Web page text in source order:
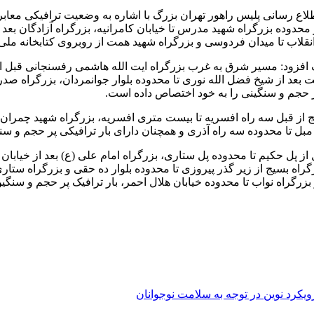
پلیس راهور تهران بزرگ با اشاره به وضعیت ترافیکی
بزرگراه شهید مدرس تا خیابان کامرانیه، بزرگراه آزادگان
تا میدان فردوسی و بزرگراه شهید همت از روبروی کتابخانه
افزود: مسیر شرق به غرب بزرگراه ایت الله هاشمی رفسنجانی قبل
بعد از شیخ فضل الله نوری تا محدوده بلوار جوانمردان،
پر حجم و سنگینی را به خود اختصاص داده است.
سه راه افسریه تا بیست متری افسریه، بزرگراه شهید چمران
مبل تا محدوده سه راه آذری و همچنان دارای بار ترافیکی پر حجم و
پل حکیم تا محدوده پل ستاری، بزرگراه امام علی (ع) بعد از
بسیج از زیر گذر پیروزی تا محدوده بلوار ده حقی و بزرگراه
نواب تا محدوده خیابان هلال احمر، بار ترافیک پر حجم و
نوین در توجه به سلامت نوجوانان